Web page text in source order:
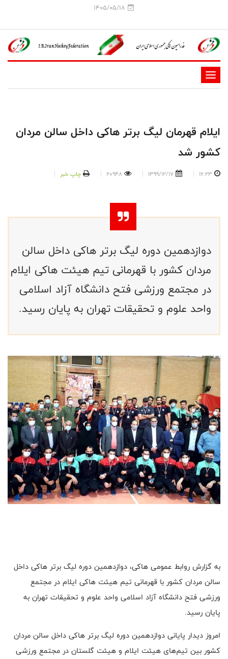
1405/05/18
-
-
-
-
ایلام قهرمان لیگ برتر هاکی داخل سالن مردان
کشور شد
16:23
1399/12/17
20948 چاپ خبر
دوازدهمین دوره لیگ برتر هاکی داخل سالن
مردان کشور با قهرمانی تیم هیئت هاکی ایلام
در مجتمع ورزشی فتح دانشگاه آزاد اسلامی
واحد علوم و تحقیقات تهران به پایان رسید.
به گزارش روابط عمومی هاکی، دوازدهمین دوره لیگ برتر هاکی داخل
سالن مردان کشور با قهرمانی تیم هیئت هاکی ایلام در مجتمع
ورزشی فتح دانشگاه آزاد اسلامی واحد علوم و تحقیقات تهران به
پایان رسید.
امروز دیدار پایانی دوازدهمین دوره لیگ برتر هاکی داخل سالن مردان
کشور بین تیم‌های هیئت ایلام و هیئت گلستان در مجتمع ورزشی